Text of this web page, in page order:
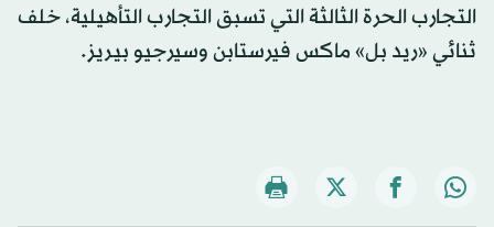
التجارب الحرة الثالثة التي تسبق التجارب التأهيلية، خلف
ثنائي «ريد بل» ماكس فيرستابن وسيرجيو بيريز.